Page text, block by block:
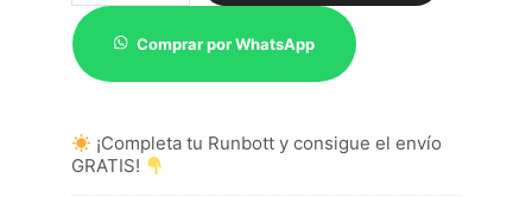
(granel)
cantidadComprar por WhatsApp
¡Completa tu Runbott y consigue el envío
GRATIS!